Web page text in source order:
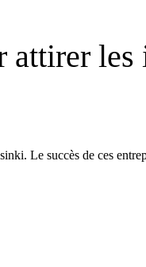
attirer les
Le succès de ces